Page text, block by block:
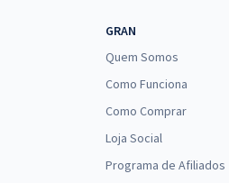
GRAN
Quem Somos
Como Funciona
Como Comprar
Loja Social
Programa de Afiliados